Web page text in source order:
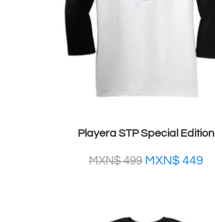
Playera STP Special Edition
MXN$499 MXN$ 449